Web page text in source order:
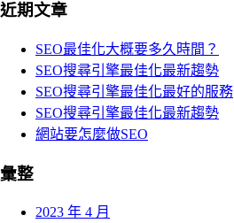
近期文章
SEO最佳化大概要多久時間？
SEO搜尋引擎最佳化最新趨勢
SEO搜尋引擎最佳化最好的服務
SEO搜尋引擎最佳化最新趨勢
網站要怎麼做SEO
彙整
2023 年 4 月